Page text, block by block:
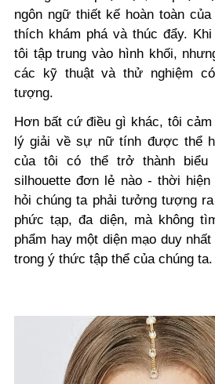
ngôn ngữ thiết kế hoàn toàn
thích khám phá và thúc đẩy.
tôi tập trung vào hình khối,
các kỹ thuật và thử nghiệm
tượng.
Hơn bất cứ điều gì khác, tôi
lý giải về sự nữ tính được thể
của tôi có thể trở thành
silhouette đơn lẻ nào - thời
hỏi chúng ta phải tưởng tượng
phức tạp, đa diện, mà không
phẩm hay một diện mạo duy
trong ý thức tập thể của chúng ta.